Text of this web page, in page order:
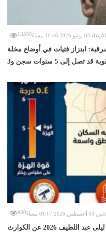
الأربعاء 03 يونيو 2026 10:46 مساءً 13350
ابتزاز فتيات في أوضاع مخلة
5 سنوات سجن و3
03 أغسطس 2026 01:17 مساءً 930
بعد زلزال مصر اليوم.. توقعات ليلى عبد اللطيف 2026 عن الكوارث